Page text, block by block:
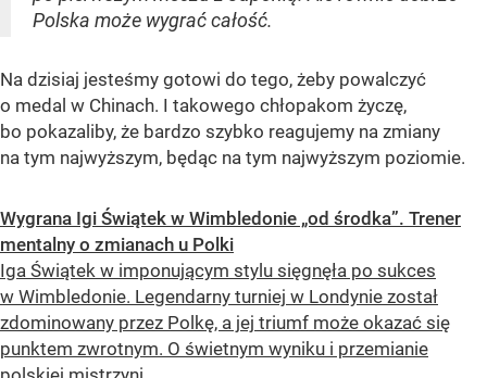
Polska może wygrać całość.
Na dzisiaj jesteśmy gotowi do tego, żeby powalczyć
o medal w Chinach. I takowego chłopakom życzę,
bo pokazaliby, że bardzo szybko reagujemy na zmiany
na tym najwyższym, będąc na tym najwyższym poziomie.
Wygrana Igi Świątek w Wimbledonie „od środka”. Trener
mentalny o zmianach u Polki
Iga Świątek w imponującym stylu sięgnęła po sukces
w Wimbledonie. Legendarny turniej w Londynie został
zdominowany przez Polkę, a jej triumf może okazać się
punktem zwrotnym. O świetnym wyniku i przemianie